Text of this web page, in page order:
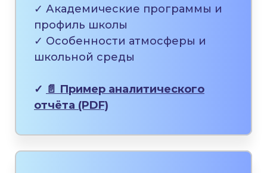
✓ Академические программы и
профиль школы
✓ Особенности атмосферы и
школьной среды
✓ 📄 Пример аналитического
отчёта (PDF)